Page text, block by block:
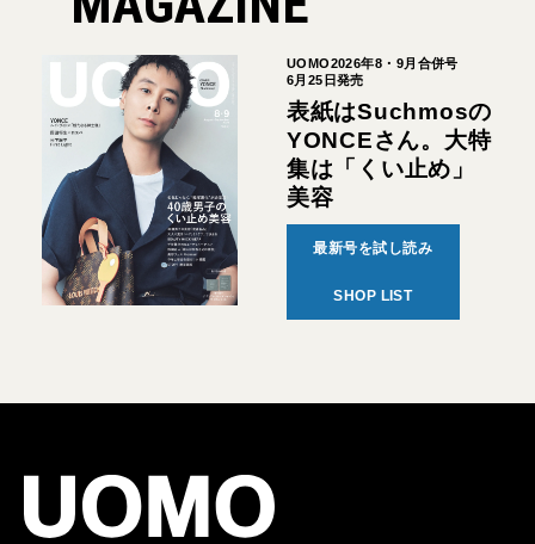
UOMO2026年8・9月合併号
6月25日発売
表紙はSuchmosの
YONCEさん。大特
集は「くい止め」
美容
最新号を試し読み
SHOP LIST